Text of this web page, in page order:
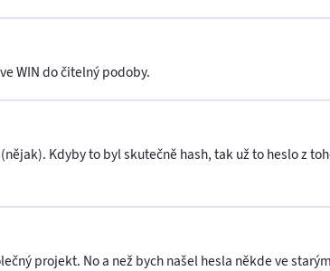
WIN do čitelný podoby.
Kdyby to byl skutečně hash, tak už to heslo z
projekt. No a než bych našel hesla někde ve